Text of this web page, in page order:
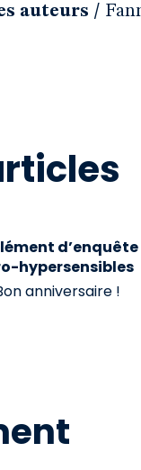
auteurs /
d’enquête
hypersensibles
anniversaire !